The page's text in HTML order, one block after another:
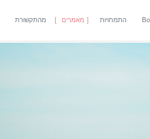
התמחויות מאמרים מהתקשורת